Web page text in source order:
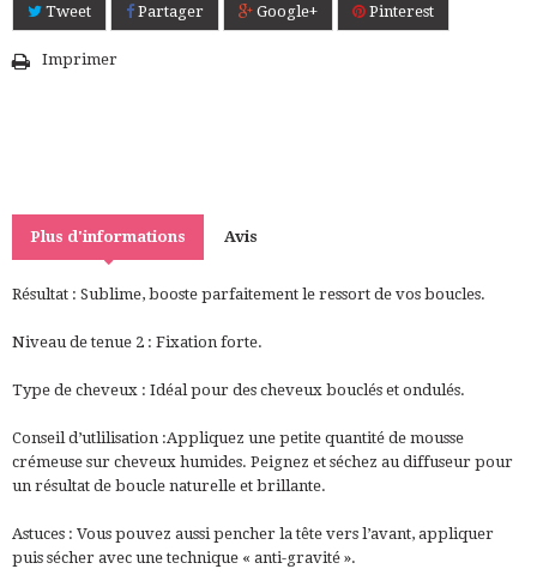
Tweet Partager Google+ Pinterest
Imprimer
Plus d'informations Avis
Résultat : Sublime, booste parfaitement le ressort de vos boucles.
Niveau de tenue 2 : Fixation forte.
Type de cheveux : Idéal pour des cheveux bouclés et ondulés.
Conseil d’utlilisation :Appliquez une petite quantité de mousse
crémeuse sur cheveux humides. Peignez et séchez au diffuseur pour
un résultat de boucle naturelle et brillante.
Astuces : Vous pouvez aussi pencher la tête vers l’avant, appliquer
puis sécher avec une technique « anti-gravité ».